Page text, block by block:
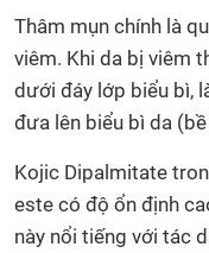
Thâm mụn chính là
viêm. Khi da bị viêm
dưới đáy lớp biểu bì,
đưa lên biểu bì da
Kojic Dipalmitate
este có độ ổn định
này nổi tiếng với tác